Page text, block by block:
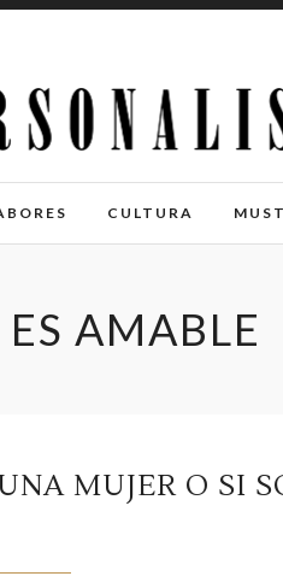
CULTURA
ES AMABLE
MUJER O SI